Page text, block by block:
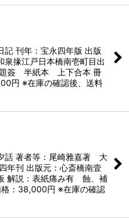
刊年：宝永四年版 出版
泉掾江戸日本橋南壱町目出
簽 半紙本 上下合本 冊
円 ※在庫の確認後、送料
話 著者等：尾崎雅嘉著 大
年刊 出版元：心斎橋南壹
解説：表紙痛み有 蝕、補
：38,000円 ※在庫の確認